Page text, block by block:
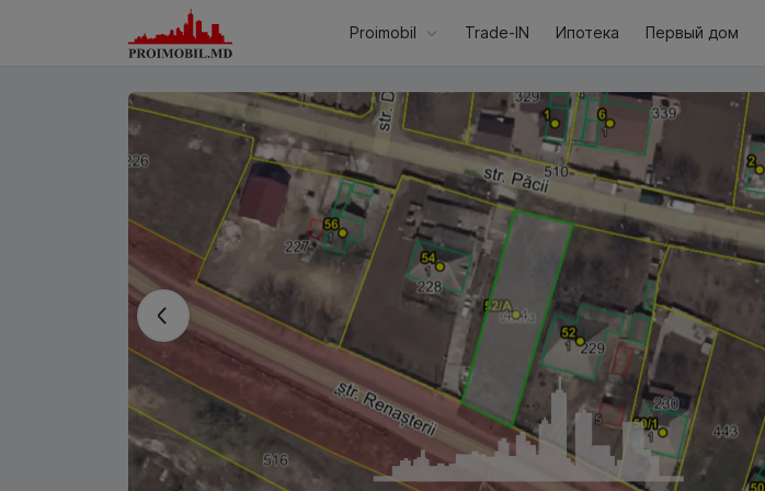
Proimobil Trade-IN Ипотека Первый дом